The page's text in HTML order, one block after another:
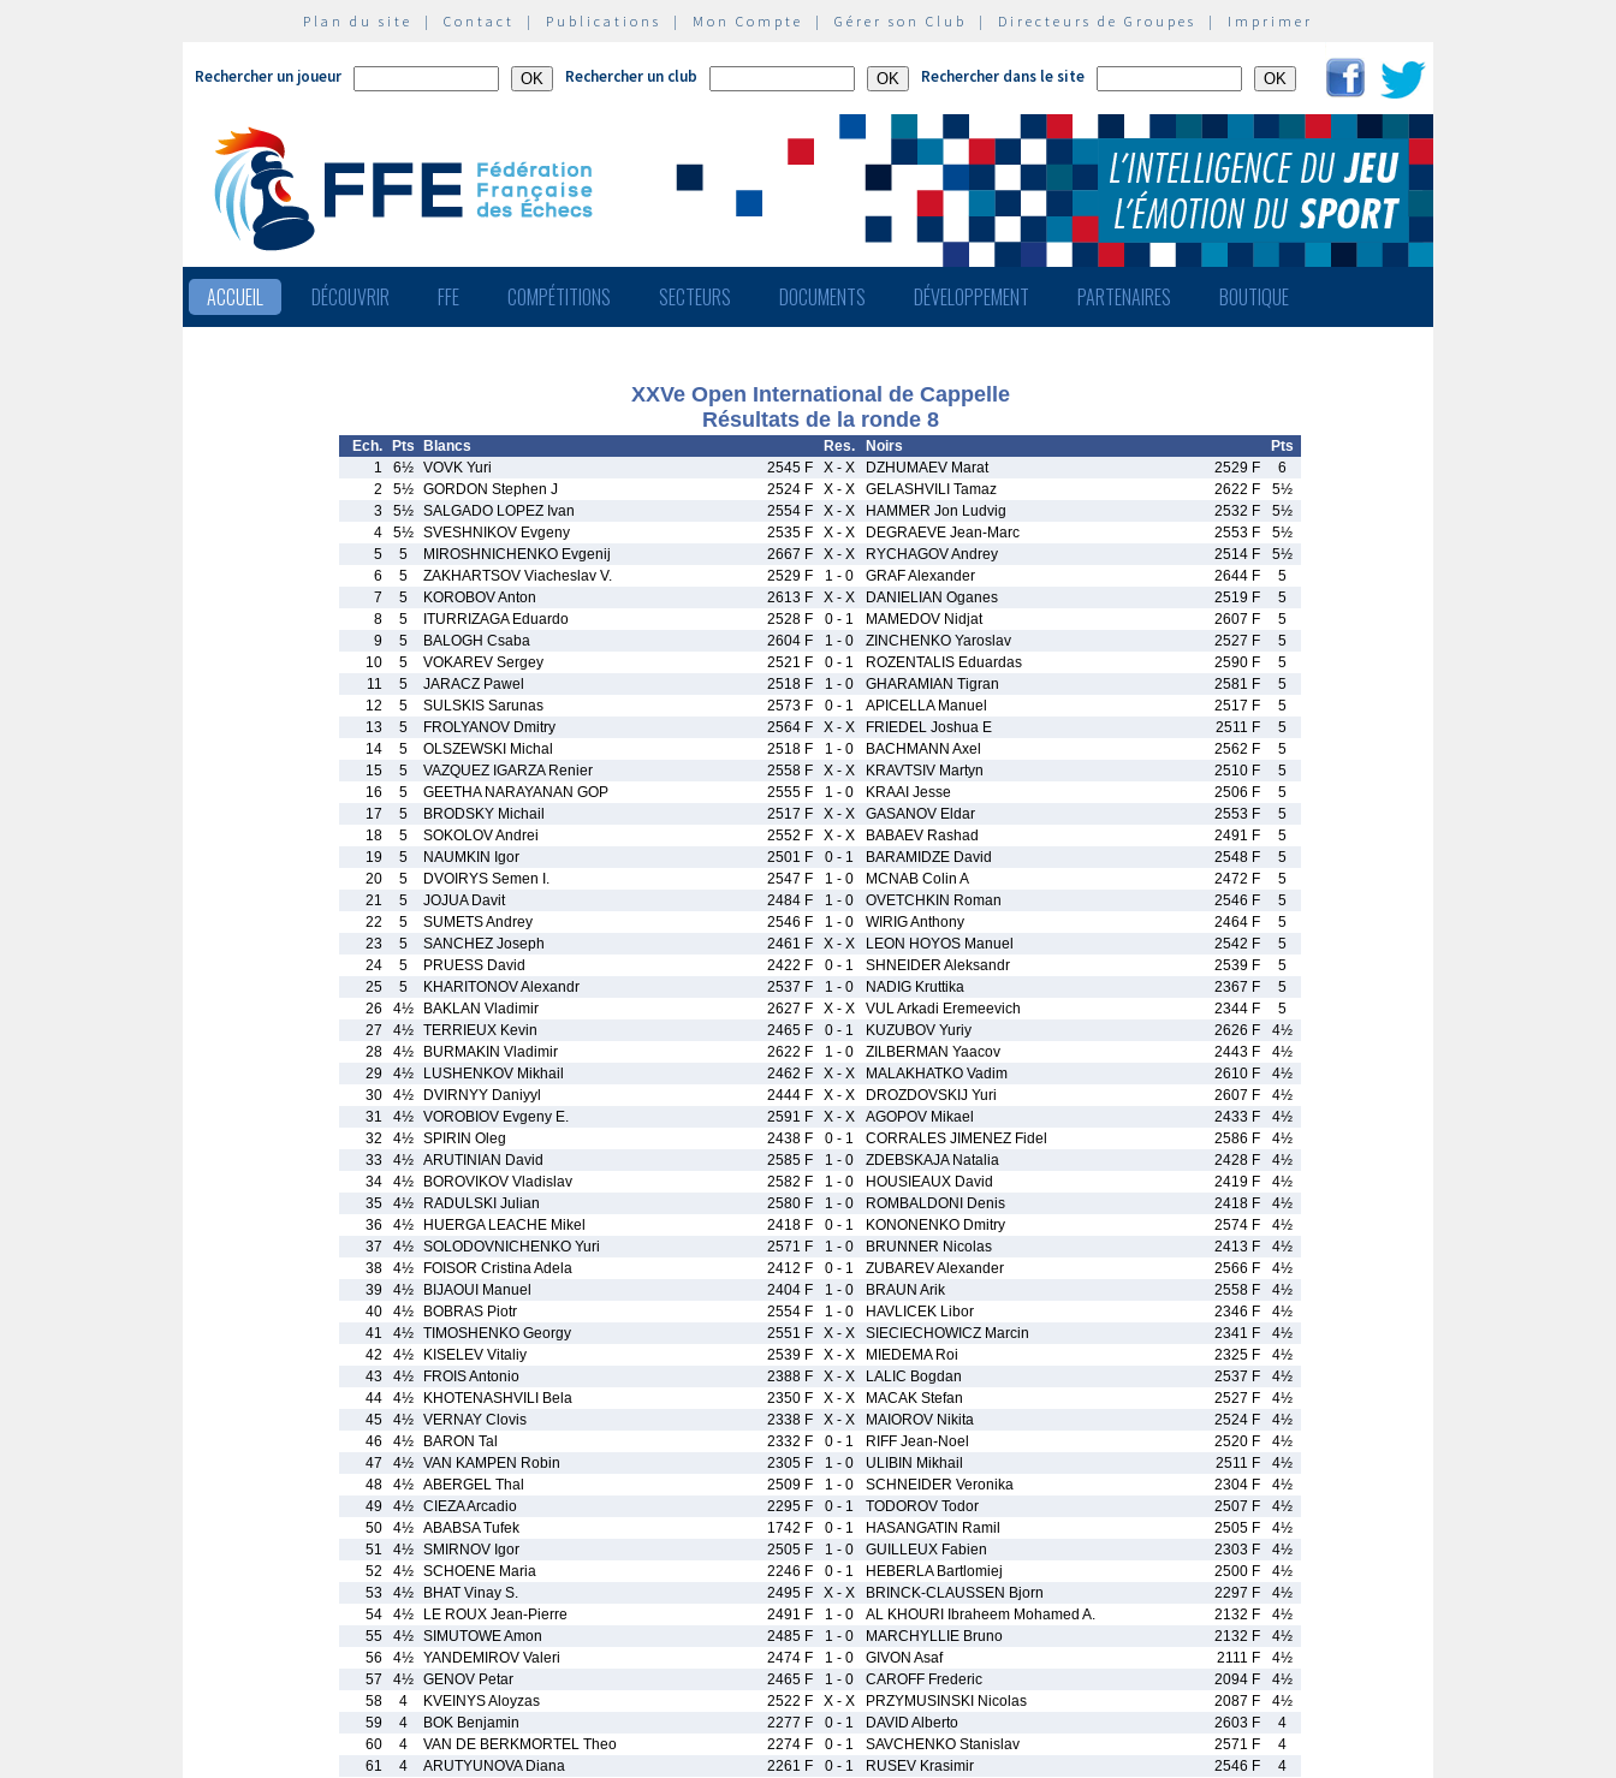
Plan du site | Contact | Publications | Mon Compte | Gérer son Club | Directeurs de Groupes | Imprimer
Rechercher un joueur Rechercher un club Rechercher dans le site
ACCUEIL DÉCOUVRIR FFE COMPÉTITIONS SECTEURS DOCUMENTS DÉVELOPPEMENT PARTENAIRES BOUTIQUE
XXVe Open International de Cappelle
Résultats de la ronde 8
Ech. Pts Blancs Res. Noirs
Pts
1
6½ VOVK Yuri 2545 F X - X DZHUMAEV Marat 2529 F
6
2
5½ GORDON Stephen J 2524 F X - X GELASHVILI Tamaz 2622 F
5½
3
5½ SALGADO LOPEZ Ivan 2554 F X - X HAMMER Jon Ludvig 2532 F
5½
4
5½ SVESHNIKOV Evgeny 2535 F X - X DEGRAEVE Jean-Marc 2553 F
5½
5
5 MIROSHNICHENKO Evgenij 2667 F X - X RYCHAGOV Andrey 2514 F
5½
6
5 ZAKHARTSOV Viacheslav V. 2529 F 1 - 0 GRAF Alexander 2644 F
5
7
5 KOROBOV Anton 2613 F X - X DANIELIAN Oganes 2519 F
5
8
5 ITURRIZAGA Eduardo 2528 F 0 - 1 MAMEDOV Nidjat 2607 F
5
9
5 BALOGH Csaba 2604 F 1 - 0 ZINCHENKO Yaroslav 2527 F
5
10
5 VOKAREV Sergey 2521 F 0 - 1 ROZENTALIS Eduardas 2590 F
5
11
5 JARACZ Pawel 2518 F 1 - 0 GHARAMIAN Tigran 2581 F
5
12
5 SULSKIS Sarunas 2573 F 0 - 1 APICELLA Manuel 2517 F
5
13
5 FROLYANOV Dmitry 2564 F X - X FRIEDEL Joshua E 2511 F
5
14
5 OLSZEWSKI Michal 2518 F 1 - 0 BACHMANN Axel 2562 F
5
15
5 VAZQUEZ IGARZA Renier 2558 F X - X KRAVTSIV Martyn 2510 F
5
16
5 GEETHA NARAYANAN GOP 2555 F 1 - 0 KRAAI Jesse 2506 F
5
17
5 BRODSKY Michail 2517 F X - X GASANOV Eldar 2553 F
5
18
5 SOKOLOV Andrei 2552 F X - X BABAEV Rashad 2491 F
5
19
5 NAUMKIN Igor 2501 F 0 - 1 BARAMIDZE David 2548 F
5
20
5 DVOIRYS Semen I. 2547 F 1 - 0 MCNAB Colin A 2472 F
5
21
5 JOJUA Davit 2484 F 1 - 0 OVETCHKIN Roman 2546 F
5
22
5 SUMETS Andrey 2546 F 1 - 0 WIRIG Anthony 2464 F
5
23
5 SANCHEZ Joseph 2461 F X - X LEON HOYOS Manuel 2542 F
5
24
5 PRUESS David 2422 F 0 - 1 SHNEIDER Aleksandr 2539 F
5
25
5 KHARITONOV Alexandr 2537 F 1 - 0 NADIG Kruttika 2367 F
5
26
4½ BAKLAN Vladimir 2627 F X - X VUL Arkadi Eremeevich 2344 F
5
27
4½ TERRIEUX Kevin 2465 F 0 - 1 KUZUBOV Yuriy 2626 F
4½
28
4½ BURMAKIN Vladimir 2622 F 1 - 0 ZILBERMAN Yaacov 2443 F
4½
29
4½ LUSHENKOV Mikhail 2462 F X - X MALAKHATKO Vadim 2610 F
4½
30
4½ DVIRNYY Daniyyl 2444 F X - X DROZDOVSKIJ Yuri 2607 F
4½
31
4½ VOROBIOV Evgeny E. 2591 F X - X AGOPOV Mikael 2433 F
4½
32
4½ SPIRIN Oleg 2438 F 0 - 1 CORRALES JIMENEZ Fidel 2586 F
4½
33
4½ ARUTINIAN David 2585 F 1 - 0 ZDEBSKAJA Natalia 2428 F
4½
34
4½ BOROVIKOV Vladislav 2582 F 1 - 0 HOUSIEAUX David 2419 F
4½
35
4½ RADULSKI Julian 2580 F 1 - 0 ROMBALDONI Denis 2418 F
4½
36
4½ HUERGA LEACHE Mikel 2418 F 0 - 1 KONONENKO Dmitry 2574 F
4½
37
4½ SOLODOVNICHENKO Yuri 2571 F 1 - 0 BRUNNER Nicolas 2413 F
4½
38
4½ FOISOR Cristina Adela 2412 F 0 - 1 ZUBAREV Alexander 2566 F
4½
39
4½ BIJAOUI Manuel 2404 F 1 - 0 BRAUN Arik 2558 F
4½
40
4½ BOBRAS Piotr 2554 F 1 - 0 HAVLICEK Libor 2346 F
4½
41
4½ TIMOSHENKO Georgy 2551 F X - X SIECIECHOWICZ Marcin 2341 F
4½
42
4½ KISELEV Vitaliy 2539 F X - X MIEDEMA Roi 2325 F
4½
43
4½ FROIS Antonio 2388 F X - X LALIC Bogdan 2537 F
4½
44
4½ KHOTENASHVILI Bela 2350 F X - X MACAK Stefan 2527 F
4½
45
4½ VERNAY Clovis 2338 F X - X MAIOROV Nikita 2524 F
4½
46
4½ BARON Tal 2332 F 0 - 1 RIFF Jean-Noel 2520 F
4½
47
4½ VAN KAMPEN Robin 2305 F 1 - 0 ULIBIN Mikhail 2511 F
4½
48
4½ ABERGEL Thal 2509 F 1 - 0 SCHNEIDER Veronika 2304 F
4½
49
4½ CIEZA Arcadio 2295 F 0 - 1 TODOROV Todor 2507 F
4½
50
4½ ABABSA Tufek 1742 F 0 - 1 HASANGATIN Ramil 2505 F
4½
51
4½ SMIRNOV Igor 2505 F 1 - 0 GUILLEUX Fabien 2303 F
4½
52
4½ SCHOENE Maria 2246 F 0 - 1 HEBERLA Bartlomiej 2500 F
4½
53
4½ BHAT Vinay S. 2495 F X - X BRINCK-CLAUSSEN Bjorn 2297 F
4½
54
4½ LE ROUX Jean-Pierre 2491 F 1 - 0 AL KHOURI Ibraheem Mohamed A. 2132 F
4½
55
4½ SIMUTOWE Amon 2485 F 1 - 0 MARCHYLLIE Bruno 2132 F
4½
56
4½ YANDEMIROV Valeri 2474 F 1 - 0 GIVON Asaf 2111 F
4½
57
4½ GENOV Petar 2465 F 1 - 0 CAROFF Frederic 2094 F
4½
58
4 KVEINYS Aloyzas 2522 F X - X PRZYMUSINSKI Nicolas 2087 F
4½
59
4 BOK Benjamin 2277 F 0 - 1 DAVID Alberto 2603 F
4
60
4 VAN DE BERKMORTEL Theo 2274 F 0 - 1 SAVCHENKO Stanislav 2571 F
4
61
4 ARUTYUNOVA Diana 2261 F 0 - 1 RUSEV Krasimir 2546 F
4